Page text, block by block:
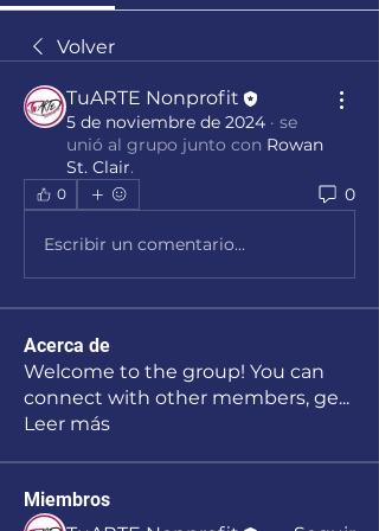
Volver
TuARTE Nonprofit
5 de noviembre de 2024 · se
unió al grupo junto con Rowan
St. Clair.
0 0
Escribir un comentario...
Acerca de
Welcome to the group! You can
connect with other members, ge...
Leer más
Miembros